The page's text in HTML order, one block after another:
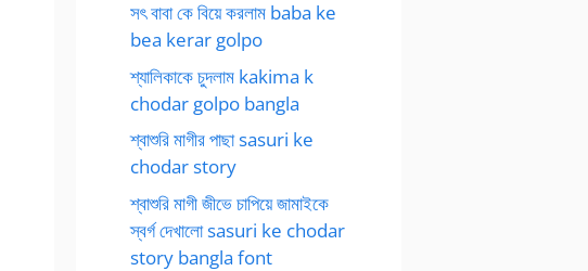
সৎ বাবা কে বিয়ে করলাম baba ke
bea kerar golpo
শ্যালিকাকে চুদলাম kakima k
chodar golpo bangla
শ্বাশুরি মাগীর পাছা sasuri ke
chodar story
শ্বাশুরি মাগী জীভে চাপিয়ে জামাইকে
স্বর্গ দেখালো sasuri ke chodar
story bangla font